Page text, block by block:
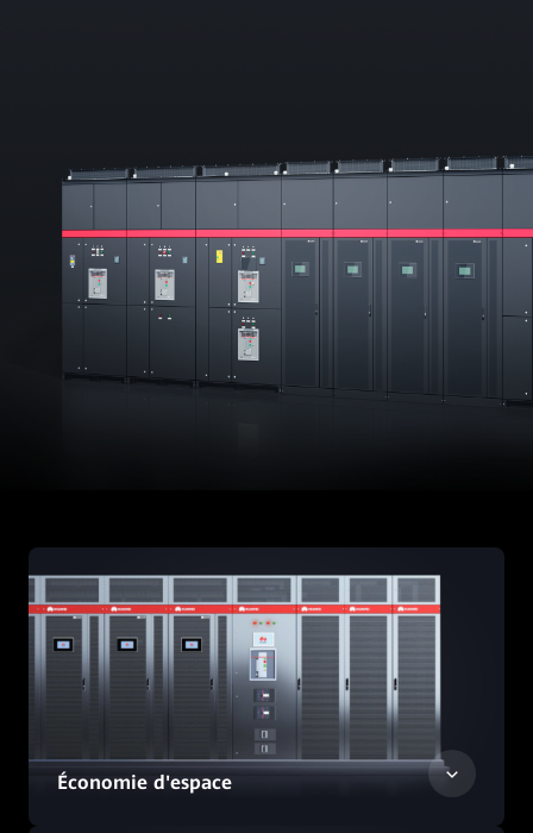
Économie d'espace